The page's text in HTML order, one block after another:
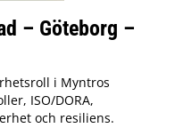
– Göteborg –
i Myntros
ISO/DORA,
och resiliens.